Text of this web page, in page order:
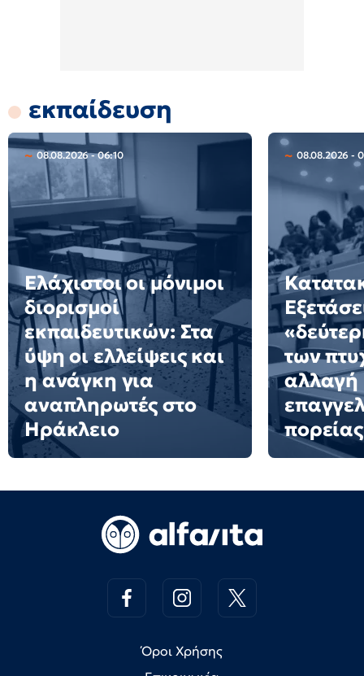
εκπαίδευση
08.08.2026 - 06:10
Ελάχιστοι οι μόνιμοι
διορισμοί
εκπαιδευτικών: Στα
ύψη οι ελλείψεις και
η ανάγκη για
αναπληρωτές στο
Ηράκλειο
08.08.2026 -
των
αλλαγή
πορείας
Όροι Χρήσης